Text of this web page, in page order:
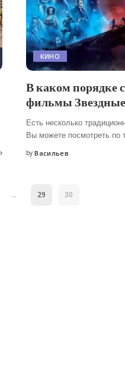
КИНО
В каком порядке
фильмы
Есть несколько
Вы можете посмотреть по
Posted
by Васильев
… 29 30